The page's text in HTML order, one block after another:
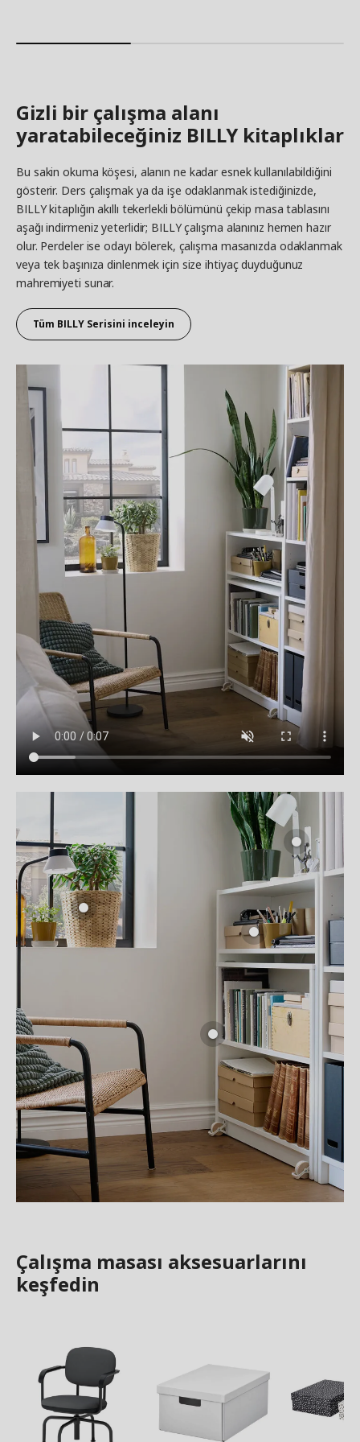
Gizli bir çalışma alanı
yaratabileceğiniz BILLY kitaplıklar
Bu sakin okuma köşesi, alanın ne kadar esnek kullanılabildiğini
gösterir. Ders çalışmak ya da işe odaklanmak istediğinizde,
BILLY kitaplığın akıllı tekerlekli bölümünü çekip masa tablasını
aşağı indirmeniz yeterlidir; BILLY çalışma alanınız hemen hazır
olur. Perdeler ise odayı bölerek, çalışma masanızda odaklanmak
veya tek başınıza dinlenmek için size ihtiyaç duyduğunuz
mahremiyeti sunar.
Tüm BILLY Serisini inceleyin
Çalışma masası aksesuarlarını
keşfedin